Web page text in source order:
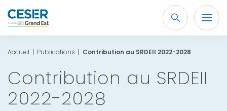
Recherche
OK
Accueil | Publications | Contribution au SRDEII 2022-2028
Contribution au SRDEII
2022-2028